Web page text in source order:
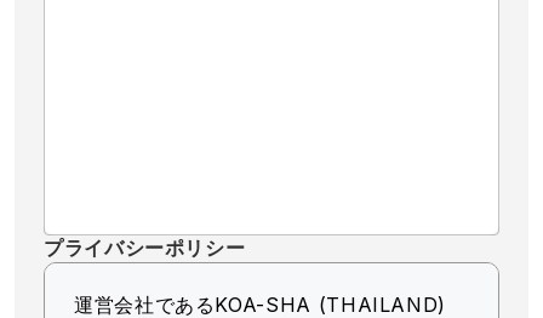
プライバシーポリシー
運営会社であるKOA-SHA (THAILAND)